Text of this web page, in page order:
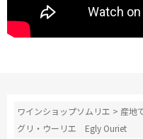
ワインショップソムリエ > 産地
グリ・ウーリエ Egly Ouriet